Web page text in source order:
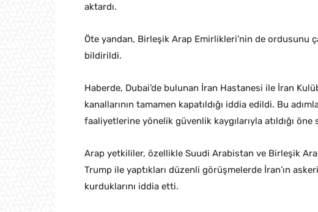
aktardı.
Öte yandan, Birleşik Arap Emirlikleri’nin de ordusunu
bildirildi.
Haberde, Dubai’de bulunan İran Hastanesi ile İran
kanallarının tamamen kapatıldığı iddia edildi. Bu
faaliyetlerine yönelik güvenlik kaygılarıyla atıldığı öne
Arap yetkililer, özellikle Suudi Arabistan ve Birleşik
Trump ile yaptıkları düzenli görüşmelerde İran’ın
kurduklarını iddia etti.